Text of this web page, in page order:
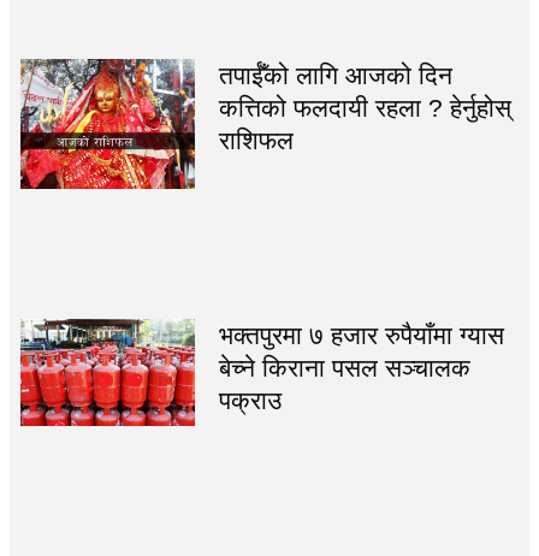
तपाईँको लागि आजको दिन
कत्तिको फलदायी रहला ? हेर्नुहोस्
राशिफल
भक्तपुरमा ७ हजार रुपैयाँमा ग्यास
बेच्ने किराना पसल सञ्चालक
पक्राउ